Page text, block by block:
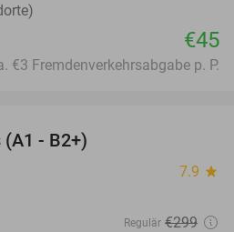
€45
€3 Fremdenverkehrsabgabe p. P.
- B2+)
7.9 star
Regulär €299